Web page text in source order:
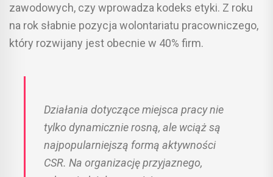
zawodowych, czy wprowadza kodeks etyki. Z roku
na rok słabnie pozycja wolontariatu pracowniczego,
który rozwijany jest obecnie w 40% firm.
Działania dotyczące miejsca pracy nie
tylko dynamicznie rosną, ale wciąż są
najpopularniejszą formą aktywności
CSR. Na organizację przyjaznego,